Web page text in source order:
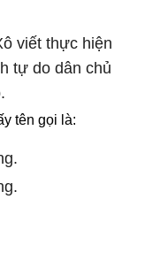
viết thực hiện
tự do dân chủ
tên gọi là: